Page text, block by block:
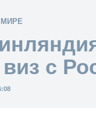
МИРЕ
с